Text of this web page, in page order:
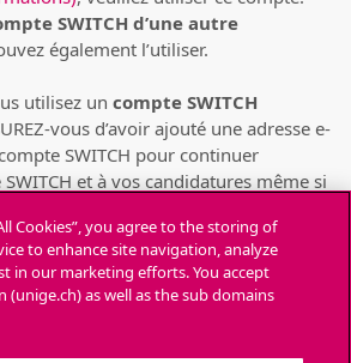
SWITCH d’une autre
également l’utiliser.
utilisez un compte SWITCH
vous d’avoir ajouté une adresse e-
SWITCH pour continuer
SWITCH et à vos candidatures même si
de l’institution)(consulter la FAQ de
peut déposer des candidatures
Cookies”, you agree to the storing of
to enhance site navigation, analyze
in our marketing efforts. You accept
(unige.ch) as well as the sub domains